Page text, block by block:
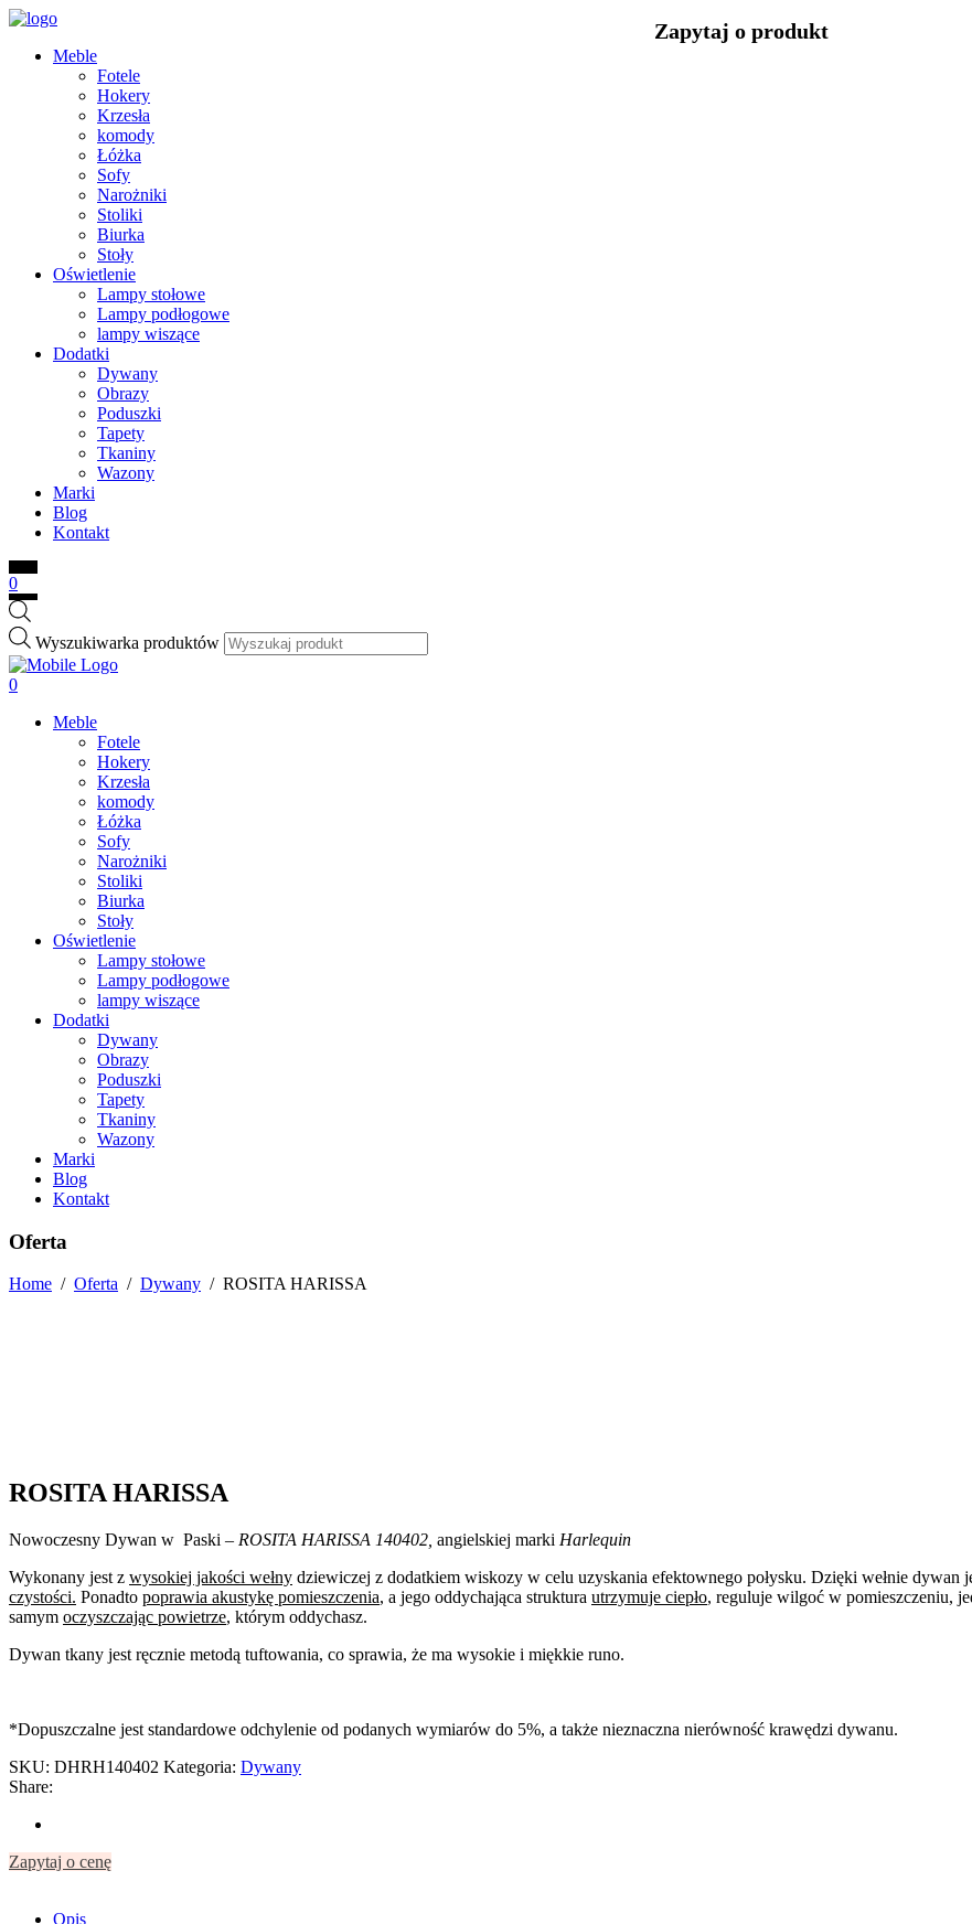
Meble
Fotele
Hokery
Krzesła
komody
Łóżka
Sofy
Narożniki
Stoliki
Biurka
Stoły
Oświetlenie
Lampy stołowe
Lampy podłogowe
lampy wiszące
Dodatki
Dywany
Obrazy
Poduszki
Tapety
Tkaniny
Wazony
Marki
Blog
Kontakt
0
Wyszukiwarka produktów
0
Meble
Fotele
Hokery
Krzesła
komody
Łóżka
Sofy
Narożniki
Stoliki
Biurka
Stoły
Oświetlenie
Lampy stołowe
Lampy podłogowe
lampy wiszące
Dodatki
Dywany
Obrazy
Poduszki
Tapety
Tkaniny
Wazony
Marki
Blog
Kontakt
Oferta
Home / Oferta / Dywany / ROSITA HARISSA
ROSITA HARISSA
Nowoczesny Dywan w Paski – ROSITA HARISSA 140402, angielskiej marki Harlequin
Wykonany jest z wysokiej jakości wełny dziewiczej z dodatkiem wiskozy w celu uzyskania efektownego połysku. Dzięki wełnie dywan
czystości. Ponadto poprawia akustykę pomieszczenia, a jego oddychająca struktura utrzymuje ciepło, reguluje wilgoć w pomieszczeniu,
samym oczyszczając powietrze, którym oddychasz.
Dywan tkany jest ręcznie metodą tuftowania, co sprawia, że ma wysokie i miękkie runo.
*Dopuszczalne jest standardowe odchylenie od podanych wymiarów do 5%, a także nieznaczna nierówność krawędzi dywanu.
SKU: DHRH140402 Kategoria: Dywany
Share:
Zapytaj o cenę
Opis